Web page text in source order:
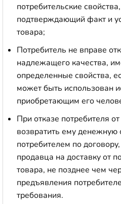
потребительские
подтверждающий факт и
товара;
Потребитель не вправе
надлежащего качества,
определенные свойства,
может быть использован
приобретающим его
При отказе потребителя
возвратить ему денежную
потребителем по
продавца на доставку от
товара, не позднее чем
предъявления
требования.